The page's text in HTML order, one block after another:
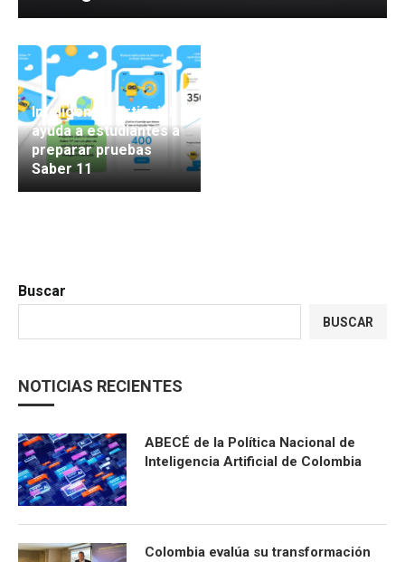
Inteligencia Artificial
ayuda a estudiantes a
preparar pruebas
Saber 11
Buscar
BUSCAR
NOTICIAS RECIENTES
ABECÉ de la Política Nacional de
Inteligencia Artificial de Colombia
Colombia evalúa su transformación